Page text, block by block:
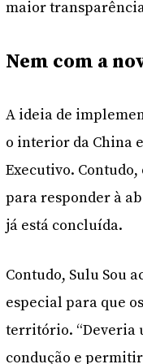
maior
Nem com a
A ideia de
o interior da China
Executivo.
para responder à
já está concluída.
Contudo, Sulu Sou
especial para que
território. “Deveria
condução e